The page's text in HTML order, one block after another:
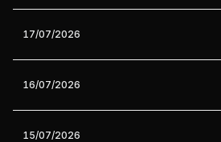
17/07/2026
16/07/2026
15/07/2026